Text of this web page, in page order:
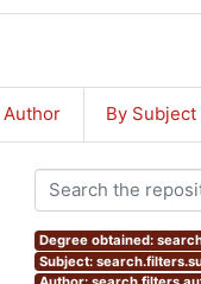
Author By Subject
Degree obtained:
Subject: